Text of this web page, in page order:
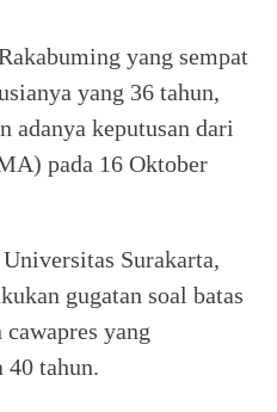
yang sempat
yang 36 tahun,
adanya keputusan dari
pada 16 Oktober
Surakarta,
gugatan soal batas
yang
40 tahun.